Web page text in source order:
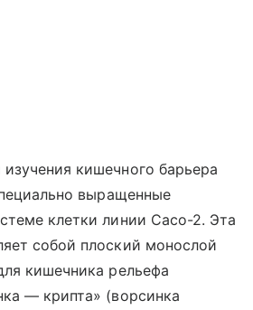
кишечного барьера
выращенные
клетки линии Caco-2. Эта
собой плоский монослой
кишечника рельефа
— крипта» (ворсинка